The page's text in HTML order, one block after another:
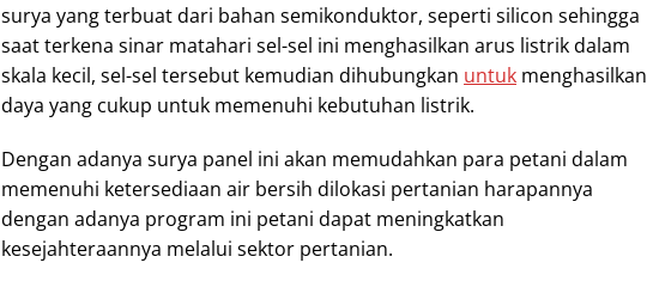
surya yang terbuat dari bahan semikonduktor, seperti silicon sehingga
saat terkena sinar matahari sel-sel ini menghasilkan arus listrik dalam
skala kecil, sel-sel tersebut kemudian dihubungkan untuk menghasilkan
daya yang cukup untuk memenuhi kebutuhan listrik.
Dengan adanya surya panel ini akan memudahkan para petani dalam
memenuhi ketersediaan air bersih dilokasi pertanian harapannya
dengan adanya program ini petani dapat meningkatkan
kesejahteraannya melalui sektor pertanian.